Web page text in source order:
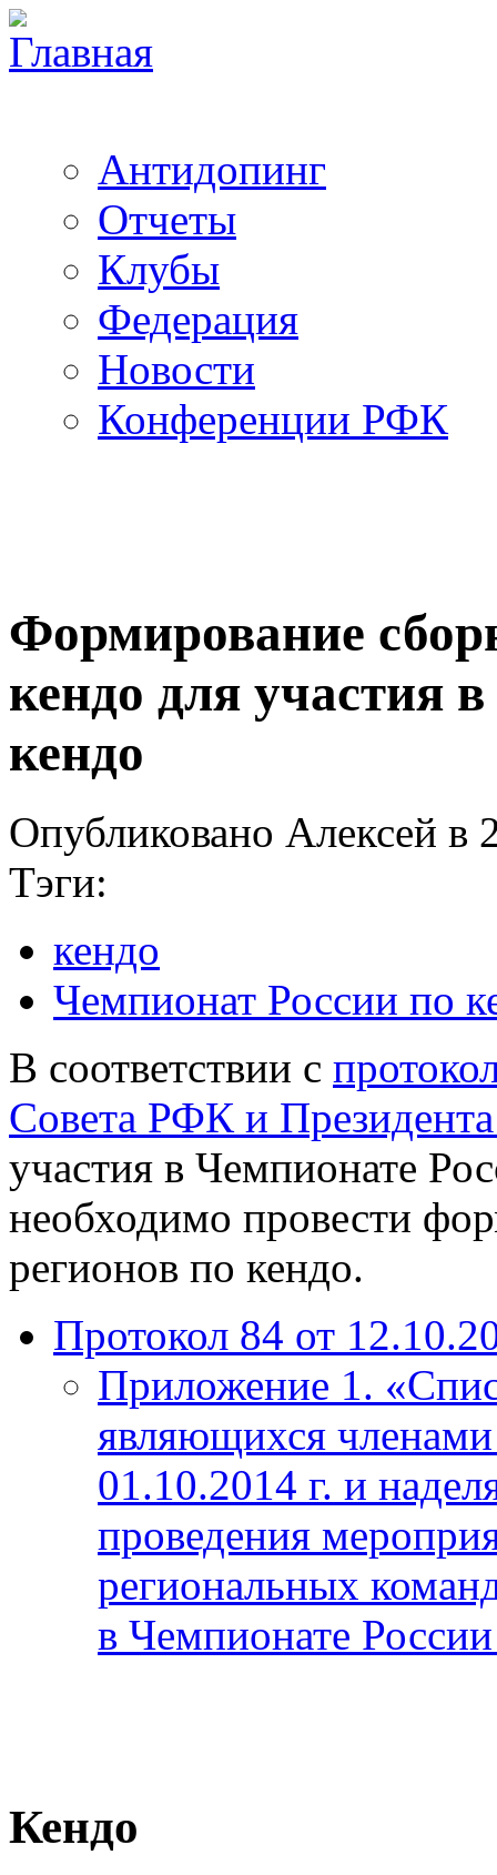
Антидопинг
Отчеты
Клубы
Федерация
Новости
Конференции РФК
Формирование
кендо для участия
кендо
Опубликовано Алексей в
Тэги:
кендо
Чемпионат России по
В соответствии с
Совета РФК и
участия в Чемпионате
необходимо провести
регионов по кендо.
Протокол 84 от
Приложение 1.
являющихся
01.10.2014 г. и
проведения
региональных
в Чемпионате
Кендо